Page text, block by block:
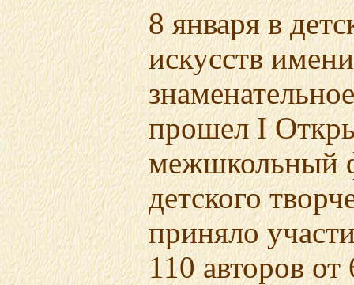
8 января в
искусств
прошел I
межшкольный
детского
приняло
110 авторов